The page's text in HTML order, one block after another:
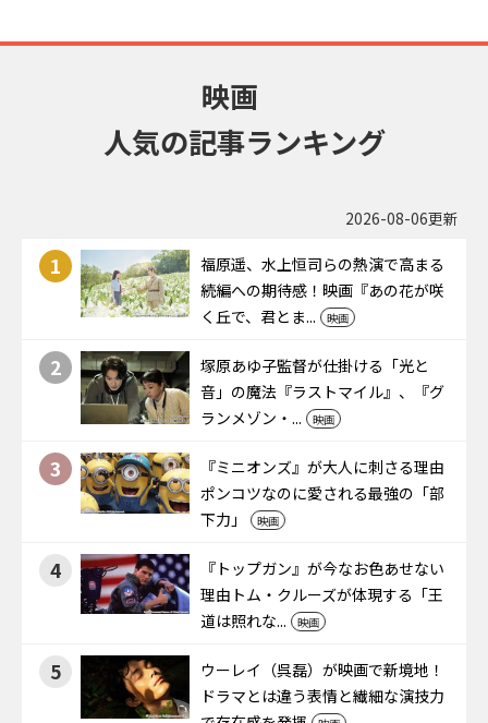
映画
人気の記事ランキング
2026-08-06更新
1
福原遥、水上恒司らの熱演で高まる
続編への期待感！映画『あの花が咲
く丘で、君とま...
映画
2
塚原あゆ子監督が仕掛ける「光と
音」の魔法――『ラストマイル』、『グ
ランメゾン・...
映画
3
『ミニオンズ』が大人に刺さる理由――
ポンコツなのに愛される最強の「部
下力」
映画
4
『トップガン』が今なお色あせない
理由――トム・クルーズが体現する「王
道は照れな...
映画
5
ウーレイ（呉磊）が映画で新境地！
ドラマとは違う表情と繊細な演技力